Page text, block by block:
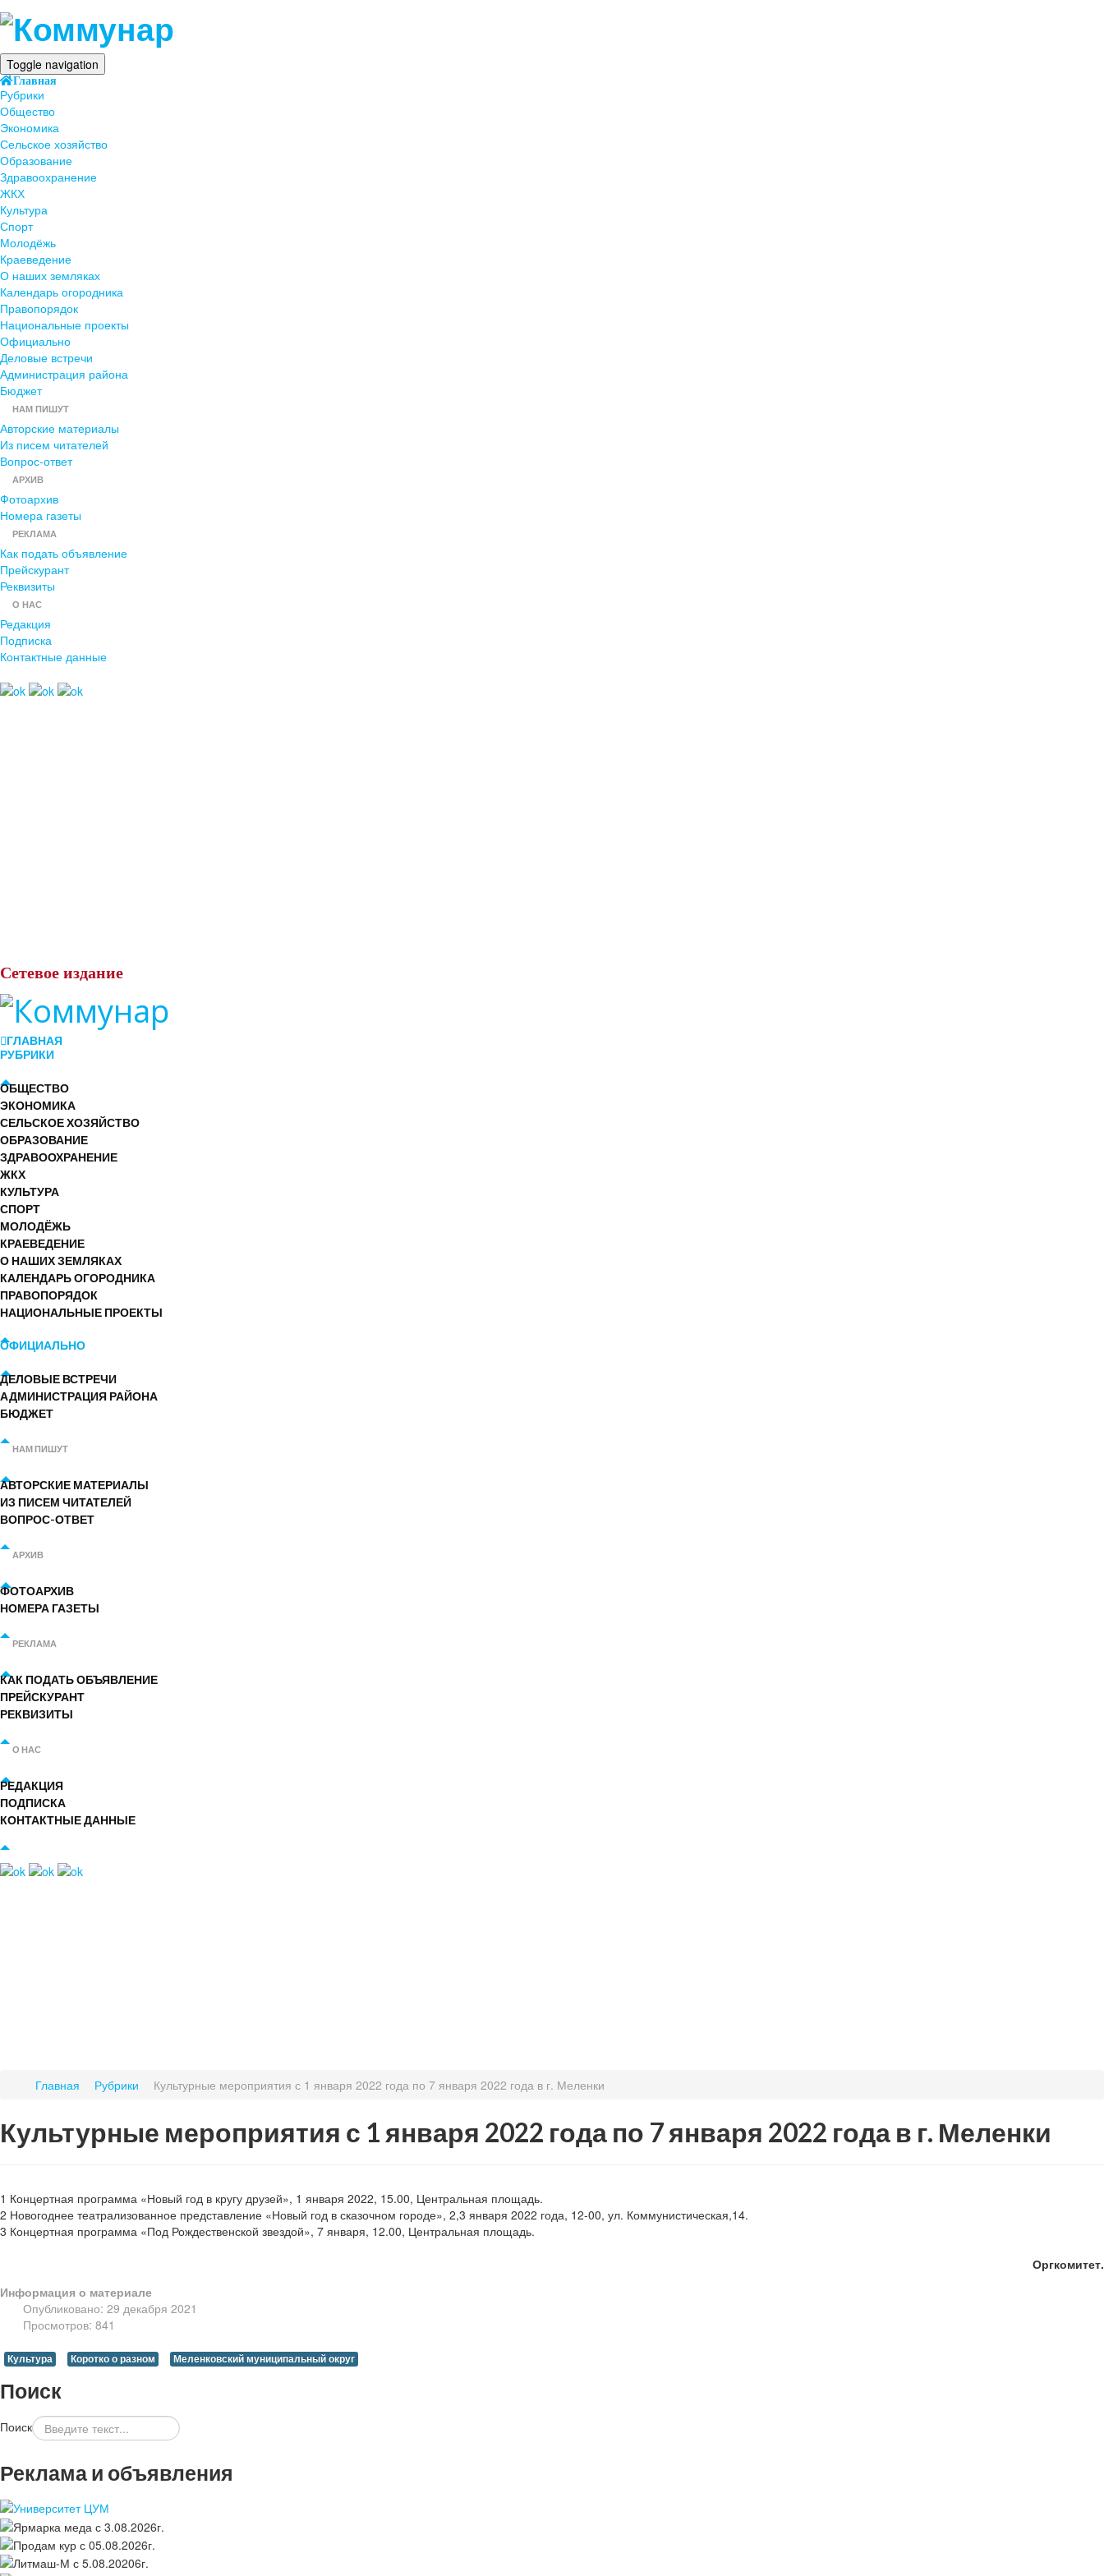
Toggle navigation
Главная
Рубрики
Общество
Экономика
Сельское хозяйство
Образование
Здравоохранение
ЖКХ
Культура
Спорт
Молодёжь
Краеведение
О наших земляках
Календарь огородника
Правопорядок
Национальные проекты
Официально
Деловые встречи
Администрация района
Бюджет
НАМ ПИШУТ
Авторские материалы
Из писем читателей
Вопрос-ответ
АРХИВ
Фотоархив
Номера газеты
РЕКЛАМА
Как подать объявление
Прейскурант
Реквизиты
О НАС
Редакция
Подписка
Контактные данные
Сетевое издание
ГЛАВНАЯ
РУБРИКИ
ОБЩЕСТВО
ЭКОНОМИКА
СЕЛЬСКОЕ ХОЗЯЙСТВО
ОБРАЗОВАНИЕ
ЗДРАВООХРАНЕНИЕ
ЖКХ
КУЛЬТУРА
СПОРТ
МОЛОДЁЖЬ
КРАЕВЕДЕНИЕ
О НАШИХ ЗЕМЛЯКАХ
КАЛЕНДАРЬ ОГОРОДНИКА
ПРАВОПОРЯДОК
НАЦИОНАЛЬНЫЕ ПРОЕКТЫ
ОФИЦИАЛЬНО
ДЕЛОВЫЕ ВСТРЕЧИ
АДМИНИСТРАЦИЯ РАЙОНА
БЮДЖЕТ
НАМ ПИШУТ
АВТОРСКИЕ МАТЕРИАЛЫ
ИЗ ПИСЕМ ЧИТАТЕЛЕЙ
ВОПРОС-ОТВЕТ
АРХИВ
ФОТОАРХИВ
НОМЕРА ГАЗЕТЫ
РЕКЛАМА
КАК ПОДАТЬ ОБЪЯВЛЕНИЕ
ПРЕЙСКУРАНТ
РЕКВИЗИТЫ
О НАС
РЕДАКЦИЯ
ПОДПИСКА
КОНТАКТНЫЕ ДАННЫЕ
Главная Рубрики Культурные мероприятия с 1 января 2022 года по 7 января 2022 года в г. Меленки
Культурные мероприятия с 1 января 2022 года по 7 января 2022 года в г. Меленки
1 Концертная программа «Новый год в кругу друзей», 1 января 2022, 15.00, Центральная площадь.
2 Новогоднее театрализованное представление «Новый год в сказочном городе», 2,3 января 2022 года, 12-00, ул. Коммунистическая,14.
3 Концертная программа «Под Рождественской звездой», 7 января, 12.00, Центральная площадь.
Оргкомитет.
Информация о материале
Опубликовано: 29 декабря 2021
Просмотров: 841
Культура Коротко о разном Меленковский муниципальный округ
Поиск
Поиск
Реклама и объявления